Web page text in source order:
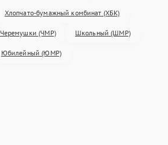
Хлопчато-бумажный комбинат (ХБК)
Черемушки (ЧМР) Школьный (ШМР)
Юбилейный (ЮМР)